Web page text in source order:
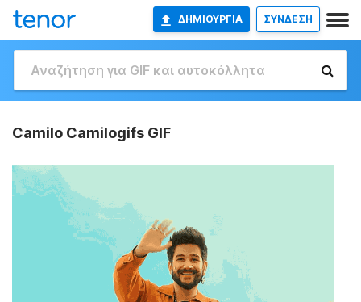
ΔΗΜΙΟΥΡΓΊΑ ΣΥΝΔΕΣΗ
Camilo Camilogifs GIF